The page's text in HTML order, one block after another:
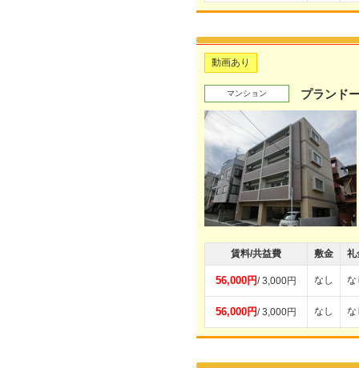
動画あり
マンション プランド
賃料/共益費 敷金 礼
56,000円/ 3,000円 なし な
56,000円/ 3,000円 なし な